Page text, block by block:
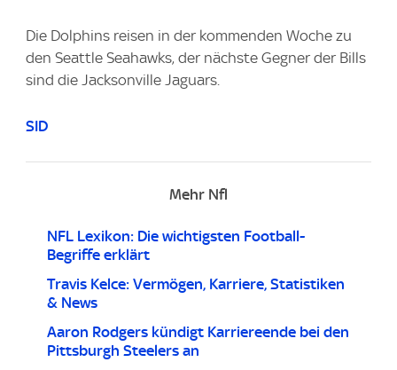
Die Dolphins reisen in der kommenden Woche zu
den Seattle Seahawks, der nächste Gegner der Bills
sind die Jacksonville Jaguars.
SID
Mehr Nfl
NFL Lexikon: Die wichtigsten Football-
Begriffe erklärt
Travis Kelce: Vermögen, Karriere, Statistiken
& News
Aaron Rodgers kündigt Karriereende bei den
Pittsburgh Steelers an